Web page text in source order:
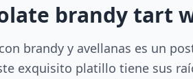
brandy tart
brandy y avellanas es un
exquisito platillo tiene sus